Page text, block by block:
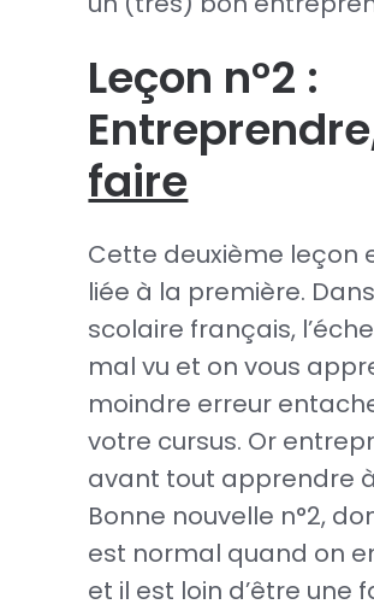
Leçon n°2 :
faire
Cette deuxième leçon
liée à la première.
scolaire français,
mal vu et on vous
moindre erreur
votre cursus. Or
avant tout apprendre
Bonne nouvelle n°2,
est normal quand on
et il est loin d’être une